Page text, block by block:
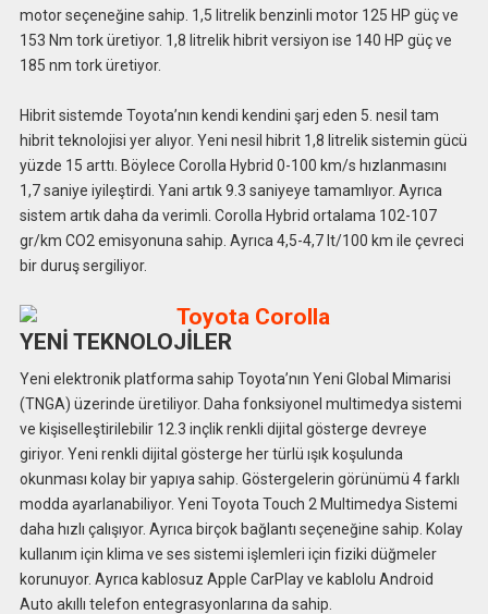
motor seçeneğine sahip. 1,5 litrelik benzinli motor 125 HP güç ve
153 Nm tork üretiyor. 1,8 litrelik hibrit versiyon ise 140 HP güç ve
185 nm tork üretiyor.
Hibrit sistemde Toyota’nın kendi kendini şarj eden 5. nesil tam
hibrit teknolojisi yer alıyor. Yeni nesil hibrit 1,8 litrelik sistemin gücü
yüzde 15 arttı. Böylece Corolla Hybrid 0-100 km/s hızlanmasını
1,7 saniye iyileştirdi. Yani artık 9.3 saniyeye tamamlıyor. Ayrıca
sistem artık daha da verimli. Corolla Hybrid ortalama 102-107
gr/km CO2 emisyonuna sahip. Ayrıca 4,5-4,7 lt/100 km ile çevreci
bir duruş sergiliyor.
YENİ TEKNOLOJİLER
Yeni elektronik platforma sahip Toyota’nın Yeni Global Mimarisi
(TNGA) üzerinde üretiliyor. Daha fonksiyonel multimedya sistemi
ve kişiselleştirilebilir 12.3 inçlik renkli dijital gösterge devreye
giriyor. Yeni renkli dijital gösterge her türlü ışık koşulunda
okunması kolay bir yapıya sahip. Göstergelerin görünümü 4 farklı
modda ayarlanabiliyor. Yeni Toyota Touch 2 Multimedya Sistemi
daha hızlı çalışıyor. Ayrıca birçok bağlantı seçeneğine sahip. Kolay
kullanım için klima ve ses sistemi işlemleri için fiziki düğmeler
korunuyor. Ayrıca kablosuz Apple CarPlay ve kablolu Android
Auto akıllı telefon entegrasyonlarına da sahip.